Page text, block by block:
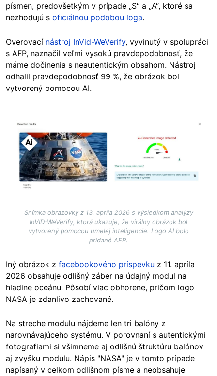
písmen, predovšetkým v prípade „S“ a „A“, ktoré sa
nezhodujú s oficiálnou podobou loga.
Overovací nástroj InVid-WeVerify, vyvinutý v spolupráci
s AFP, naznačil veľmi vysokú pravdepodobnosť, že
máme dočinenia s neautentickým obsahom. Nástroj
odhalil pravdepodobnosť 99 %, že obrázok bol
vytvorený pomocou AI.
Image
Snímka obrazovky z 13. apríla 2026 s výsledkom analýzy
InVID-WeVerify, ktorá ukazuje, že virálny obrázok bol
vytvorený pomocou umelej inteligencie. Logo AI bolo
pridané AFP.
Iný obrázok z facebookového príspevku z 11. apríla
2026 obsahuje odlišný záber na údajný modul na
hladine oceánu. Pôsobí viac obhorene, pričom logo
NASA je zdanlivo zachované.
Na streche modulu nájdeme len tri balóny z
narovnávajúceho systému. V porovnaní s autentickými
fotografiami si všimneme aj odlišnú štruktúru balónov
aj zvyšku modulu. Nápis "NASA" je v tomto prípade
napísaný v celkom odlišnom písme a neobsahuje